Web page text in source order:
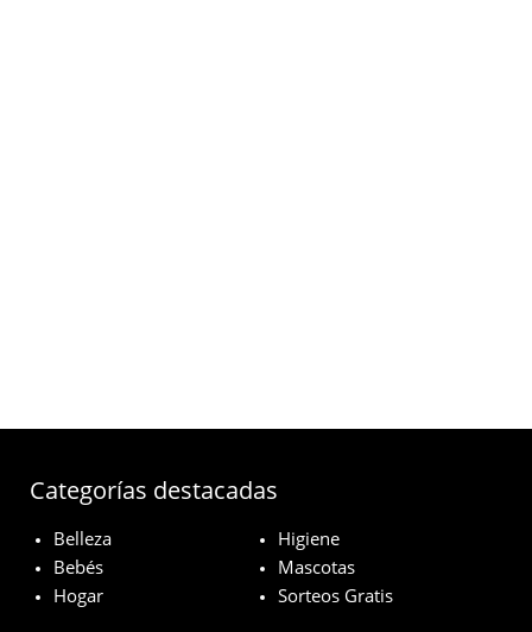
Categorías destacadas
Belleza
Higiene
Bebés
Mascotas
Hogar
Sorteos Gratis